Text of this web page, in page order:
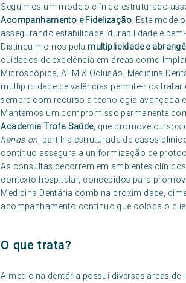
Seguimos um modelo clínico estruturado
Acompanhamento e Fidelização. Este
assegurando estabilidade, durabilidade e
Distinguimo-nos pela multiplicidade e
cuidados de excelência em áreas como
Microscópica, ATM & Oclusão, Medicina
multiplicidade de valências permite-nos tratar
sempre com recurso a tecnologia avançada
Mantemos um compromisso permanente
Academia Trofa Saúde, que promove cursos
hands-on, partilha estruturada de casos
contínuo assegura a uniformização de
As consultas decorrem em ambientes
contexto hospitalar, concebidos para
Medicina Dentária combina proximidade,
acompanhamento contínuo que coloca o
O que trata?
A medicina dentária possui diversas áreas